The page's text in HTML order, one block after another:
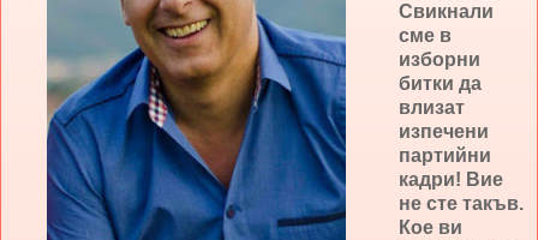
Свикнали
сме в
изборни
битки да
влизат
изпечени
партийни
кадри! Вие
не сте такъв.
Кое ви